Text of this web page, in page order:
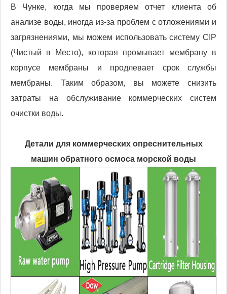
В Чунке, когда мы проверяем отчет клиента об
анализе воды, иногда из-за проблем с отложениями и
загрязнениями, мы можем использовать систему CIP
(Чистый в Место), которая промывает мембрану в
корпусе мембраны и продлевает срок службы
мембраны. Таким образом, вы можете снизить
затраты на обслуживание коммерческих систем
очистки воды.
Детали для коммерческих опреснительных
машин обратного осмоса морской воды